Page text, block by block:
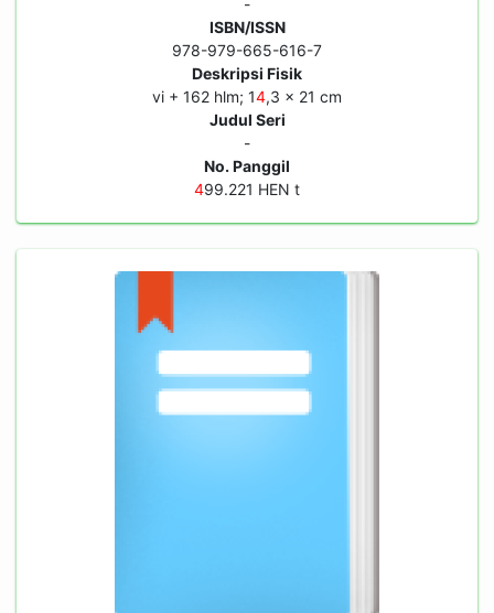
-
ISBN/ISSN
978-979-665-616-7
Deskripsi Fisik
vi + 162 hlm; 14,3 x 21 cm
Judul Seri
-
No. Panggil
499.221 HEN t